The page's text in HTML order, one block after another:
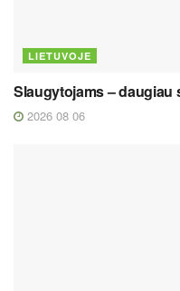
LIETUVOJE
Slaugytojams – daugiau
2026 08 06